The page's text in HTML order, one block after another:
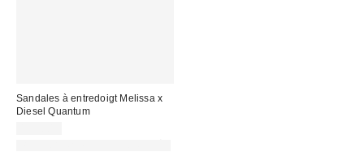
Sandales à entredoigt Melissa x
Diesel Quantum